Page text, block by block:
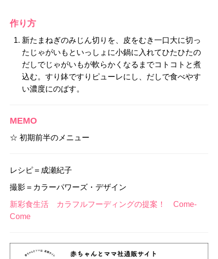
作り方
新たまねぎのみじん切りを、皮をむき一口大に切っ
たじゃがいもといっしょに小鍋に入れてひたひたの
だしでじゃがいもが軟らかくなるまでコトコトと煮
込む。すり鉢ですりピューレにし、だしで食べやす
い濃度にのばす。
MEMO
☆ 初期前半のメニュー
レシピ＝成瀬紀子
撮影＝カラーパワーズ・デザイン
新彩食生活 カラフルフーディングの提案！ Come-
Come